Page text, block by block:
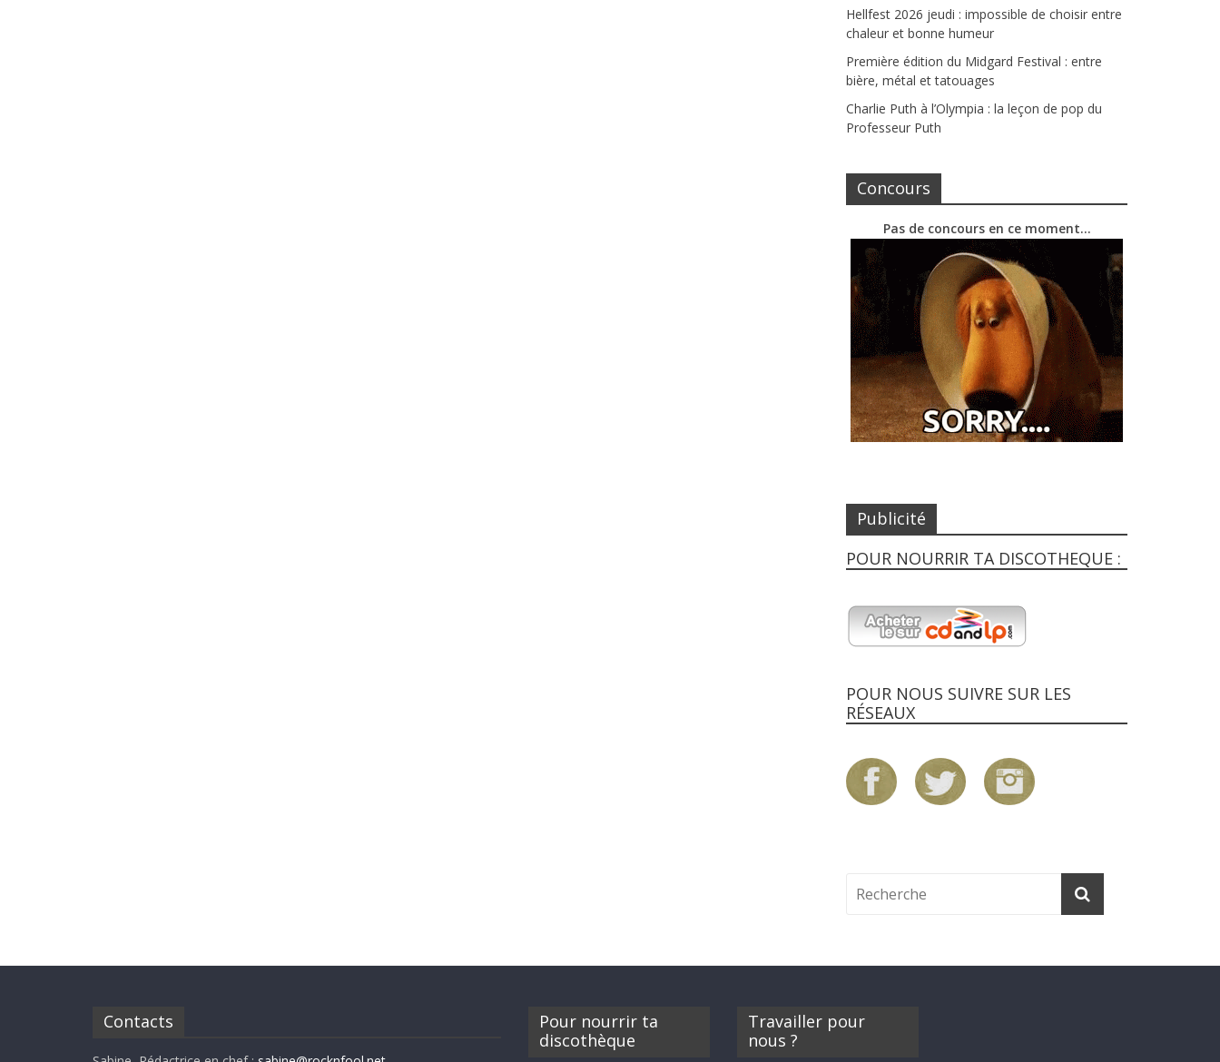
Hellfest 2026 jeudi : impossible de choisir entre
chaleur et bonne humeur
Première édition du Midgard Festival : entre
bière, métal et tatouages
Charlie Puth à l’Olympia : la leçon de pop du
Professeur Puth
Concours
Pas de concours en ce moment…
Publicité
POUR NOURRIR TA DISCOTHEQUE :
POUR NOUS SUIVRE SUR LES
RÉSEAUX
Contacts
Pour nourrir ta
discothèque
Travailler pour
nous ?